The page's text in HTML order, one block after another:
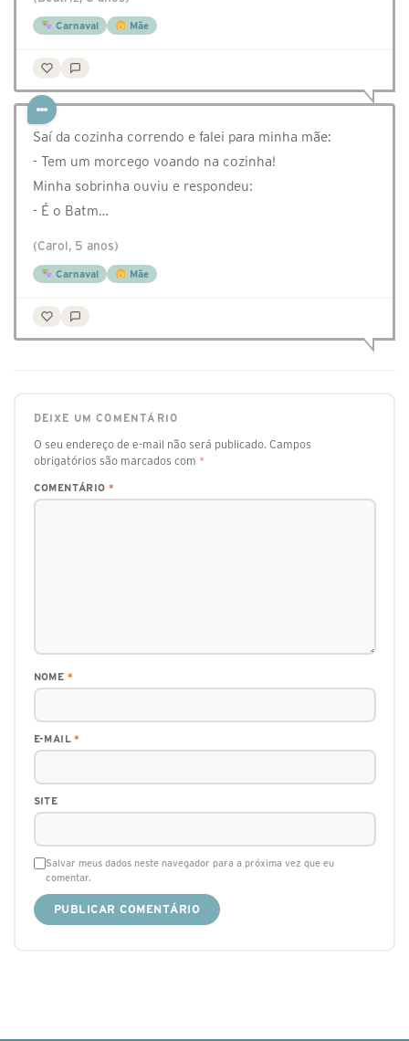
Carnaval Mãe
Saí da cozinha correndo e falei para minha mãe:
- Tem um morcego voando na cozinha!
Minha sobrinha ouviu e respondeu:
- É o Batm…
(Carol, 5 anos)
Carnaval Mãe
DEIXE UM COMENTÁRIO
O seu endereço de e-mail não será publicado. Campos
obrigatórios são marcados com *
COMENTÁRIO *
NOME *
E-MAIL*
SITE
Salvar meus dados neste navegador para a próxima vez que eu
comentar.